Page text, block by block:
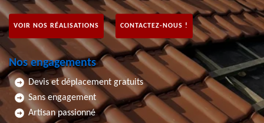
VOIR NOS RÉALISATIONS CONTACTEZ-NOUS !
Nos engagements
Devis et déplacement gratuits
Sans engagement
Artisan passionné